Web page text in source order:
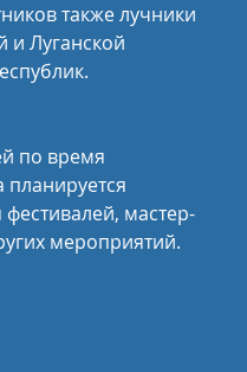
также лучники
и Луганской
по время
мастер-
мероприятий.